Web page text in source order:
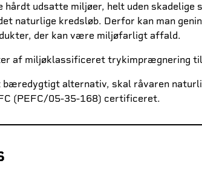
udsatte miljøer, helt uden
naturlige kredsløb. Derfor kan man
der kan være miljøfarligt affald.
af miljøklassificeret
bæredygtigt alternativ, skal råvaren
(PEFC/05-35-168) certificeret.